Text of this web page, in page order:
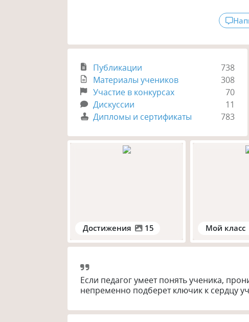
Публикации
738
Материалы учеников
308
Участие в конкурсах
70
Дискуссии
11
Дипломы и сертификаты
783
Достижения 15 Мой класс
Если педагог умеет понять ученика,
непременно подберет ключик к сердцу